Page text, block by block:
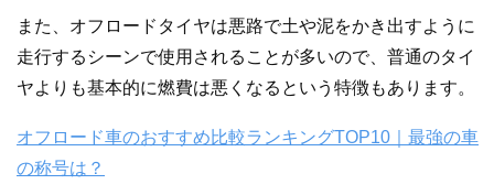
また、オフロードタイヤは悪路で土や泥をかき出すように
走行するシーンで使用されることが多いので、普通のタイ
ヤよりも基本的に燃費は悪くなるという特徴もあります。
オフロード車のおすすめ比較ランキングTOP10｜最強の車
の称号は？